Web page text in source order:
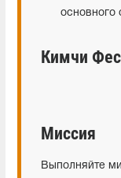
основного
Кимчи
Миссия
Выполняйте